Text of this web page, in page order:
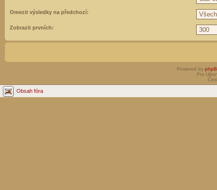
Omezit výsledky na předchozí:
Zobrazit prvních:
Powered by
Pro
Obsah fóra